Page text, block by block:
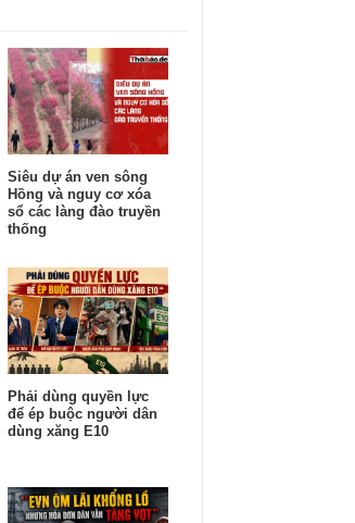
Siêu dự án ven sông
Hồng và nguy cơ xóa
sổ các làng đào truyền
thống
Phải dùng quyền lực
để ép buộc người dân
dùng xăng E10